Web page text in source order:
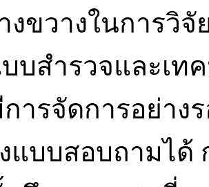
งขวางในการวิ
บสำรวจและเท
ารจัดการอย่าง
แบบสอบถามได้